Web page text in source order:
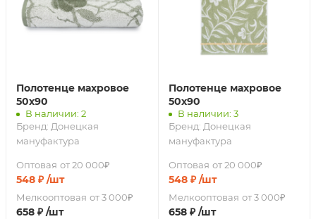
Полотенце махровое
50х90
В наличии: 2
Бренд: Донецкая
мануфактура
Оптовая от 20 000₽
548 ₽ /шт
Мелкооптовая от 3 000₽
658 ₽ /шт
Полотенце махровое
50х90
В наличии: 3
Бренд: Донецкая
мануфактура
Оптовая от 20 000₽
548₽ /шт
Мелкооптовая от 3 000₽
658₽ /шт